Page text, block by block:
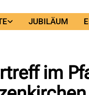
JUBILÄUM
im